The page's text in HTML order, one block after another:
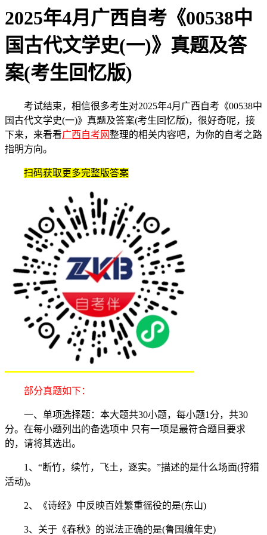
2025年4月广西自考《00538中
国古代文学史(一)》真题及答
案(考生回忆版)
考试结束，相信很多考生对2025年4月广西自考《00538中
国古代文学史(一)》真题及答案(考生回忆版)，很好奇呢，接
下来，来看看广西自考网整理的相关内容吧，为你的自考之路
指明方向。
扫码获取更多完整版答案
部分真题如下：
一、单项选择题：本大题共30小题，每小题1分，共30
分。在每小题列出的备选项中 只有一项是最符合题目要求
的，请将其选出。
1、“断竹，续竹，飞土，逐实。”描述的是什么场面(狩猎
活动)。
2、《诗经》中反映百姓繁重徭役的是(东山)
3、关于《春秋》的说法正确的是(鲁国编年史)